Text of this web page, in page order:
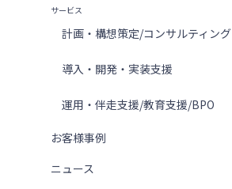
サービス
計画・構想策定/コンサルティング
導入・開発・実装支援
運用・伴走支援/教育支援/BPO
お客様事例
ニュース